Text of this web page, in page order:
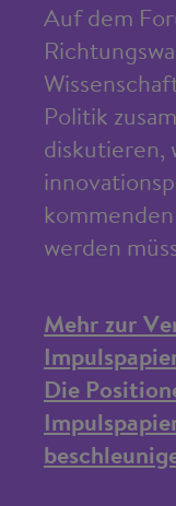
Auf dem
Politik
diskutieren,
werden
Mehr zur
Die